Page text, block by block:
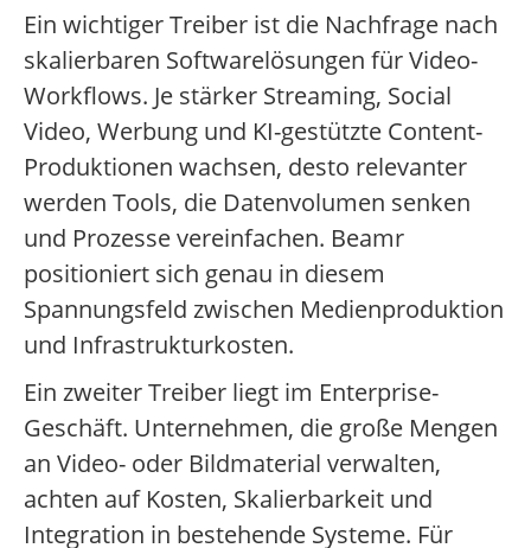
Ein wichtiger Treiber ist die Nachfrage nach
skalierbaren Softwarelösungen für Video-
Workflows. Je stärker Streaming, Social
Video, Werbung und KI-gestützte Content-
Produktionen wachsen, desto relevanter
werden Tools, die Datenvolumen senken
und Prozesse vereinfachen. Beamr
positioniert sich genau in diesem
Spannungsfeld zwischen Medienproduktion
und Infrastrukturkosten.
Ein zweiter Treiber liegt im Enterprise-
Geschäft. Unternehmen, die große Mengen
an Video- oder Bildmaterial verwalten,
achten auf Kosten, Skalierbarkeit und
Integration in bestehende Systeme. Für